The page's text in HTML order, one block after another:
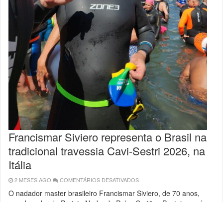
Francismar Siviero representa o Brasil na
tradicional travessia Cavi-Sestri 2026, na
Itália
2 MESES AGO COMENTÁRIOS DESATIVADOS
SIVIERO
REPRESENTA
O nadador master brasileiro Francismar Siviero, de 70 anos,